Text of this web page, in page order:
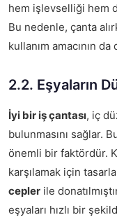
hem işlevselliği hem
Bu nedenle, çanta
kullanım amacının
2.2. Eşyaların
İyi bir iş çantası, iç
bulunmasını sağlar.
önemli bir faktördür.
karşılamak için
cepler ile
eşyaları hızlı bir